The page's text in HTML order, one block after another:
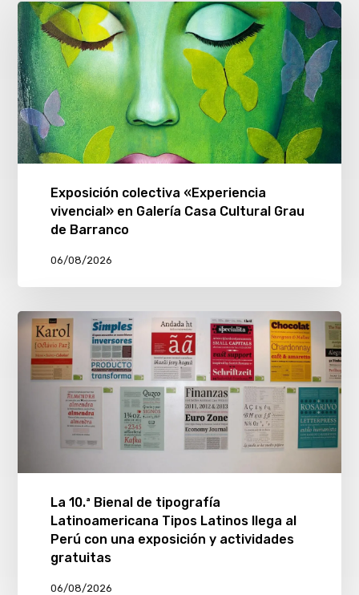
Exposición colectiva «Experiencia
vivencial» en Galería Casa Cultural Grau
de Barranco
06/08/2026
La 10.ª Bienal de tipografía
Latinoamericana Tipos Latinos llega al
Perú con una exposición y actividades
gratuitas
06/08/2026